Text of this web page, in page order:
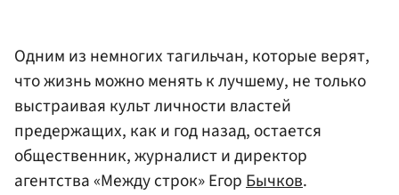
Одним из немногих тагильчан, которые верят,
что жизнь можно менять к лучшему, не только
выстраивая культ личности властей
предержащих, как и год назад, остается
общественник, журналист и директор
агентства «Между строк» ЕгорБычков.